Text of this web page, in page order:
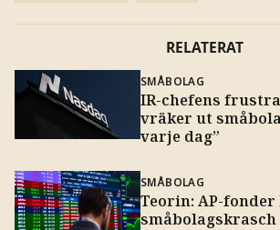
RELATERAT
SMÅBOLAG
IR-chefens
vräker ut
varje dag”
SMÅBOLAG
Teorin: AP-
småbolagskrasch